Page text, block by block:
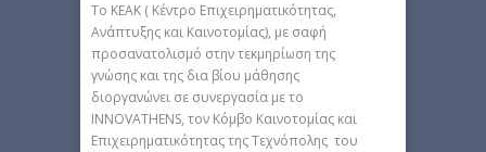
Το ΚΕΑΚ ( Κέντρο Επιχειρηματικότητας,
Ανάπτυξης και Καινοτομίας), με σαφή
προσανατολισμό στην τεκμηρίωση της
γνώσης και της δια βίου μάθησης
διοργανώνει σε συνεργασία με το
INNOVATHENS, τον Κόμβο Καινοτομίας και
Επιχειρηματικότητας της Τεχνόπολης του